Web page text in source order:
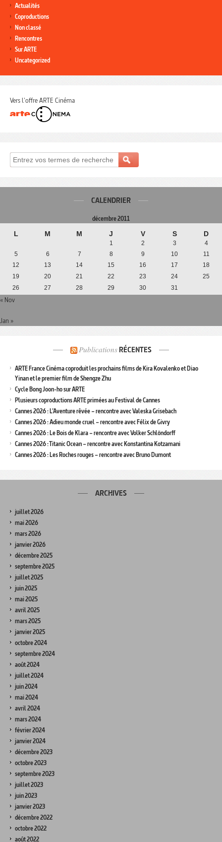
Actualités
Coproductions
Non classé
Rencontres
Sur ARTE
Uncategorized
Vers l'offre ARTE Cinéma
CALENDRIER
décembre 2011
L M M J V S D
1 2 3
4
5
6 7 8 9 10
11
12
13 14 15 16 17
18
19
20 21 22 23 24
25
26
27 28 29 30 31
« Nov
Jan »
Publications RÉCENTES
ARTE France Cinéma coproduit les prochains films de Kira Kovalenko et Diao
Yinan et le premier film de Shengze Zhu
Cycle Bong Joon-ho sur ARTE
Plusieurs coproductions ARTE primées au Festival de Cannes
Cannes 2026 : L’Aventure rêvée – rencontre avec Valeska Grisebach
Cannes 2026 : Adieu monde cruel – rencontre avec Félix de Givry
Cannes 2026 : Le Bois de Klara – rencontre avec Volker Schlöndorff
Cannes 2026 : Titanic Ocean – rencontre avec Konstantina Kotzamani
Cannes 2026 : Les Roches rouges – rencontre avec Bruno Dumont
ARCHIVES
juillet 2026
mai 2026
mars 2026
janvier 2026
décembre 2025
septembre 2025
juillet 2025
juin 2025
mai 2025
avril 2025
mars 2025
janvier 2025
octobre 2024
septembre 2024
août 2024
juillet 2024
juin 2024
mai 2024
avril 2024
mars 2024
février 2024
janvier 2024
décembre 2023
octobre 2023
septembre 2023
juillet 2023
juin 2023
janvier 2023
décembre 2022
octobre 2022
août 2022